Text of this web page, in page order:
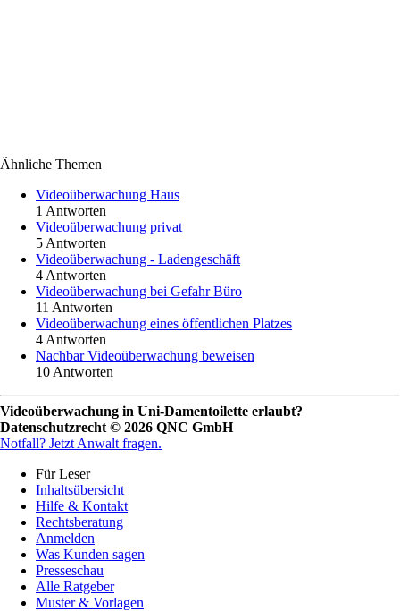
Ähnliche Themen
Videoüberwachung Haus
1 Antworten
Videoüberwachung privat
5 Antworten
Videoüberwachung - Ladengeschäft
4 Antworten
Videoüberwachung bei Gefahr Büro
11 Antworten
Videoüberwachung eines öffentlichen Platzes
4 Antworten
Nachbar Videoüberwachung beweisen
10 Antworten
Videoüberwachung in Uni-Damentoilette erlaubt?
Datenschutzrecht © 2026 QNC GmbH
Notfall? Jetzt Anwalt fragen.
Für Leser
Inhaltsübersicht
Hilfe & Kontakt
Rechtsberatung
Anmelden
Was Kunden sagen
Presseschau
Alle Ratgeber
Muster & Vorlagen